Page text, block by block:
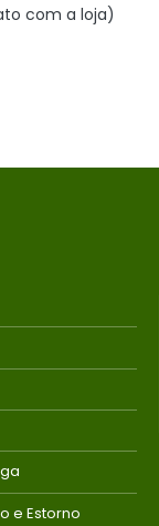
com a loja)
e Estorno